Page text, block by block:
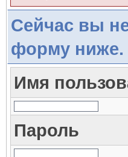
Сейчас вы
форму ниже.
Имя
Пароль